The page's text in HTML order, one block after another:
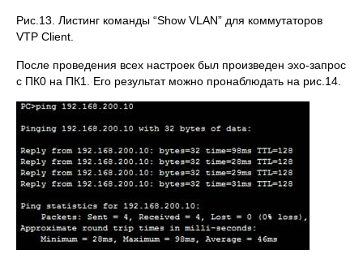
Рис.13. Листинг команды “Show VLAN” для коммутаторов
VTP Client.
После проведения всех настроек был произведен эхо-запрос
с ПК0 на ПК1. Его результат можно пронаблюдать на рис.14.